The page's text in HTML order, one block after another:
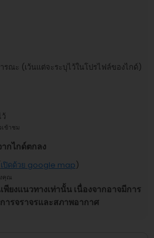
รณะ (เว้นแต่จะระบุไว้ในโปรไฟล์ของไกด์)
ข้าชม
กไกด์ตกลง
เปิดด้วย google map)
คุณ
พียงแนวทางเท่านั้น เนื่องจากอาจมีการ
รจราจรและสภาพอากาศ